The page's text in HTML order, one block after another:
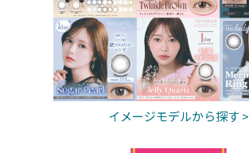
イメージモデルから探す >